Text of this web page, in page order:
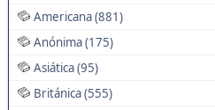
Americana (881)
Anónima (175)
Asiática (95)
Británica (555)